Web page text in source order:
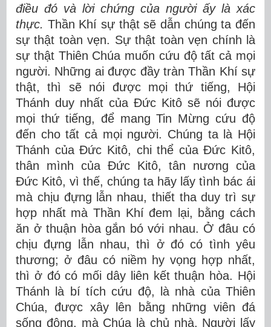
điều đó và lời chứng của người ấy là xác
thực. Thần Khí sự thật sẽ dẫn chúng ta đến
sự thật toàn vẹn. Sự thật toàn vẹn chính là
sự thật Thiên Chúa muốn cứu độ tất cả mọi
người. Những ai được đầy tràn Thần Khí sự
thật, thì sẽ nói được mọi thứ tiếng, Hội
Thánh duy nhất của Đức Kitô sẽ nói được
mọi thứ tiếng, để mang Tin Mừng cứu độ
đến cho tất cả mọi người. Chúng ta là Hội
Thánh của Đức Kitô, chi thể của Đức Kitô,
thân mình của Đức Kitô, tân nương của
Đức Kitô, vì thế, chúng ta hãy lấy tình bác ái
mà chịu đựng lẫn nhau, thiết tha duy trì sự
hợp nhất mà Thần Khí đem lại, bằng cách
ăn ở thuận hòa gắn bó với nhau. Ở đâu có
chịu đựng lẫn nhau, thì ở đó có tình yêu
thương; ở đâu có niềm hy vọng hợp nhất,
thì ở đó có mối dây liên kết thuận hòa. Hội
Thánh là bí tích cứu độ, là nhà của Thiên
Chúa, được xây lên bằng những viên đá
sống động, mà Chúa là chủ nhà, Người lấy